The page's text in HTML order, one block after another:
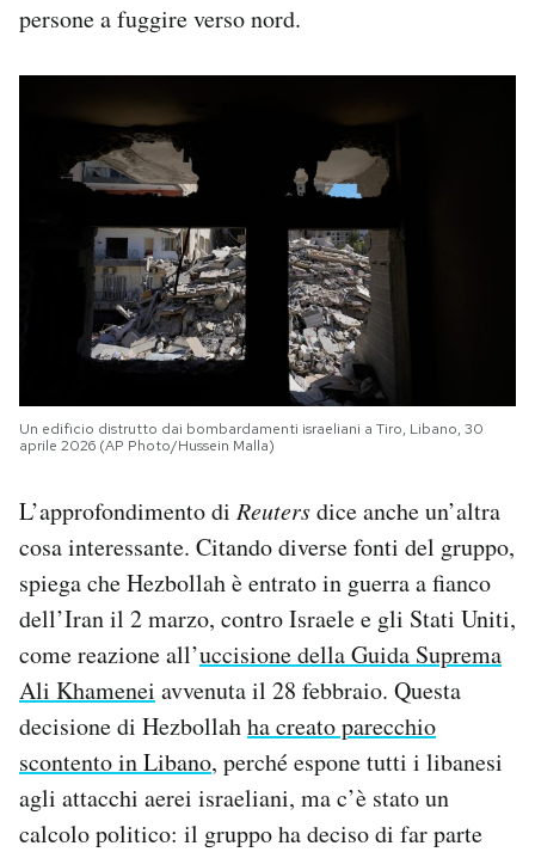
persone a fuggire verso nord.
Un edificio distrutto dai bombardamenti israeliani a Tiro, Libano, 30
aprile 2026 (AP Photo/Hussein Malla)
L’approfondimento di Reutersdice anche un’altra
cosa interessante. Citando diverse fonti del gruppo,
spiega che Hezbollah è entrato in guerra a fianco
dell’Iran il 2 marzo, contro Israele e gli Stati Uniti,
come reazione all’uccisione della Guida Suprema
Ali Khamenei avvenuta il 28 febbraio. Questa
decisione di Hezbollahha creato parecchio
scontento in Libano, perché espone tutti i libanesi
agli attacchi aerei israeliani, ma c’è stato un
calcolo politico: il gruppo ha deciso di far parte